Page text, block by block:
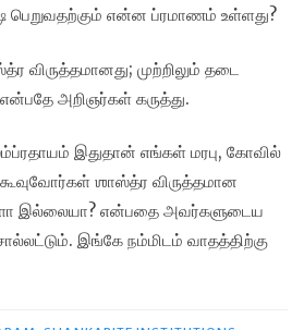
என்ன ப்ரமாணம் உள்ளது?
விருத்தமானது; முற்றிலும் தடை
அறிஞர்கள் கருத்து.
இதுதான் எங்கள் மரபு, கோவில்
ஶாஸ்த்ர விருத்தமான
இல்லையா? என்பதை அவர்களுடைய
இங்கே நம்மிடம் வாதத்திற்கு